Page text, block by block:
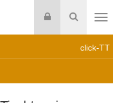
Suche
Login
click-TT